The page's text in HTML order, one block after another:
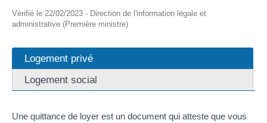
Vérifié le 22/02/2023 - Direction de l'information légale et
administrative (Première ministre)
Logement privé
Logement social
Une quittance de loyer est un document qui atteste que vous